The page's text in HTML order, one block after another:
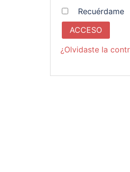
Recuérdame
ACCESO
¿Olvidaste la